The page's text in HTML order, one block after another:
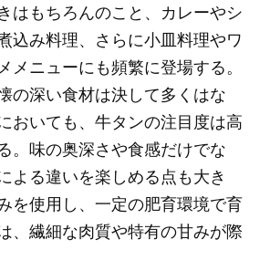
はもちろんのこと、カレーやシ
込み料理、さらに小皿料理やワ
メニューにも頻繁に登場する。
の深い食材は決して多くはな
おいても、牛タンの注目度は高
。味の奥深さや食感だけでな
よる違いを楽しめる点も大き
を使用し、一定の肥育環境で育
、繊細な肉質や特有の甘みが際